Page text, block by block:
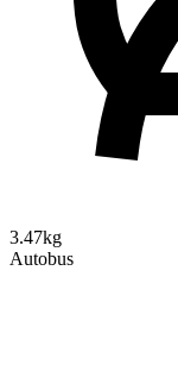
3.47kg
Autobus